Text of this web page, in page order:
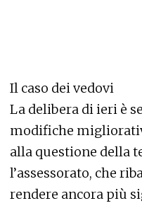
Il caso dei vedovi
La delibera di ieri è
modifiche
alla questione della
l’assessorato, che
rendere ancora più